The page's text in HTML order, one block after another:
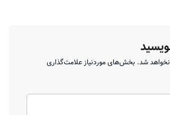
شد. بخش‌های موردنیاز علامت‌گذاری